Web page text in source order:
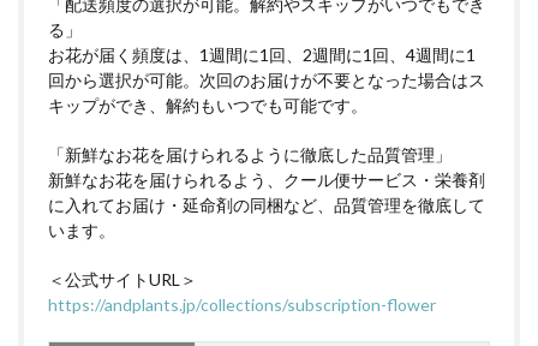
「配送頻度の選択が可能。解約やスキップがいつでもでき
る」
お花が届く頻度は、1週間に1回、2週間に1回、4週間に1
回から選択が可能。次回のお届けが不要となった場合はス
キップができ、解約もいつでも可能です。
「新鮮なお花を届けられるように徹底した品質管理」
新鮮なお花を届けられるよう、クール便サービス・栄養剤
に入れてお届け・延命剤の同梱など、品質管理を徹底して
います。
＜公式サイトURL＞
https://andplants.jp/collections/subscription-flower